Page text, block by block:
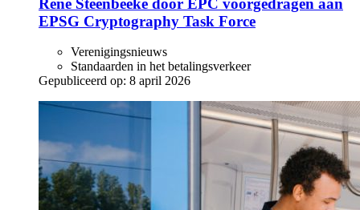
EPSG Cryptography Task Force
Verenigingsnieuws
Standaarden in het betalingsverkeer
Gepubliceerd op: 8 april 2026